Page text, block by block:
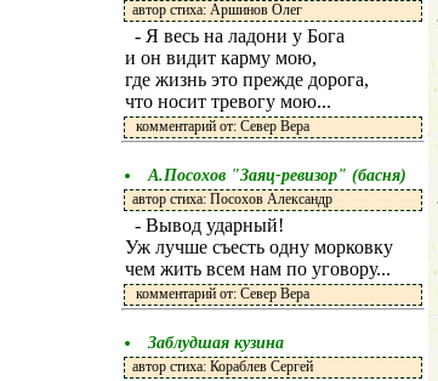
автор стиха: Аршинов Олег
- Я весь на ладони у Бога
и он видит карму мою,
где жизнь это прежде дорога,
что носит тревогу мою...
комментарий от: Север Вера
А.Посохов "Заяц-ревизор" (басня)
автор стиха: Посохов Александр
- Вывод ударный!
Уж лучше съесть одну морковку
чем жить всем нам по уговору...
комментарий от: Север Вера
Заблудшая кузина
автор стиха: Кораблев Сергей